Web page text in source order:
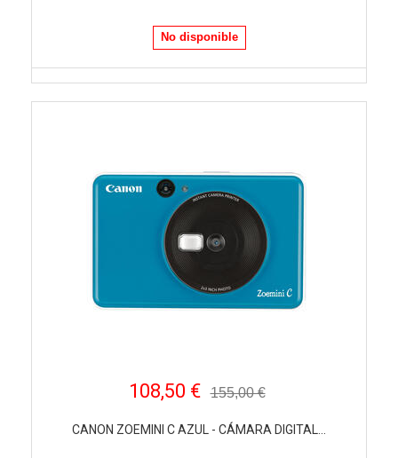
No disponible
108,50 € 155,00 €
CANON ZOEMINI C AZUL - CÁMARA DIGITAL...